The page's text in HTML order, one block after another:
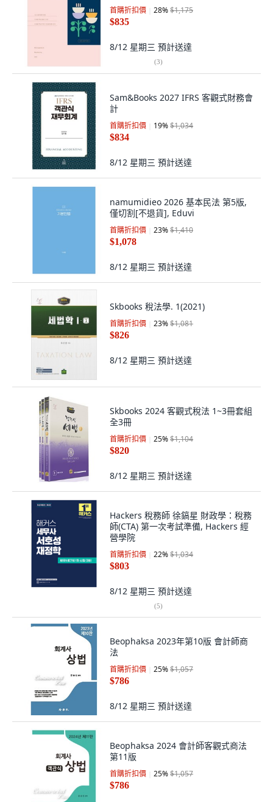
首購折扣價 28%$1,175
$835
8/12 星期三 預計送達
(3)
Sam&Books 2027 IFRS 客觀式財務會
計
首購折扣價 19%$1,034
$834
8/12 星期三 預計送達
namumidieo 2026 基本民法 第5版,
僅切割[不退貨], Eduvi
首購折扣價 23%$1,410
$1,078
8/12 星期三 預計送達
Skbooks 稅法學. 1(2021)
首購折扣價 23%$1,081
$826
8/12 星期三 預計送達
Skbooks 2024 客觀式稅法 1~3冊套組
全3冊
首購折扣價 25%$1,104
$820
8/12 星期三 預計送達
Hackers 稅務師 徐鎬星 財政學：稅務
師(CTA) 第一次考試準備, Hackers 經
營學院
首購折扣價 22%$1,034
$803
8/12 星期三 預計送達
(5)
Beophaksa 2023年第10版 會計師商
法
首購折扣價 25%$1,057
$786
8/12 星期三 預計送達
Beophaksa 2024 會計師客觀式商法
第11版
首購折扣價 25%$1,057
$786